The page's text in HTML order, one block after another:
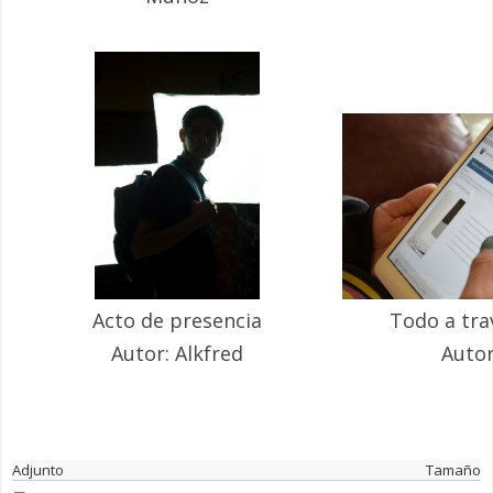
Acto de presencia
Autor: Alkfred
Todo a
Adjunto Tamaño